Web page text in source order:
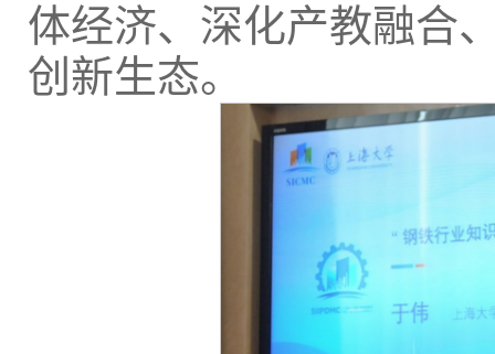
体经济、深化产教融合
创新生态。